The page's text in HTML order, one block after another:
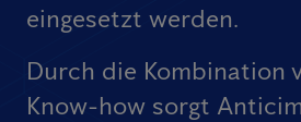
eingesetzt werden.
Durch die Kombination
Know-how sorgt